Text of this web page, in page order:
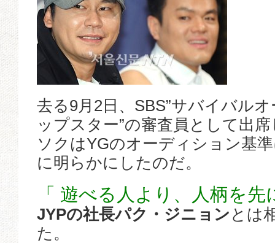
去る9月2日、SBS”サバイバル
ップスター”の審査員として出
ソクはYGのオーディション基
に明らかにしたのだ。
「 遊べる人より、人柄を先
JYPの社長パク・ジニョン とは
た。